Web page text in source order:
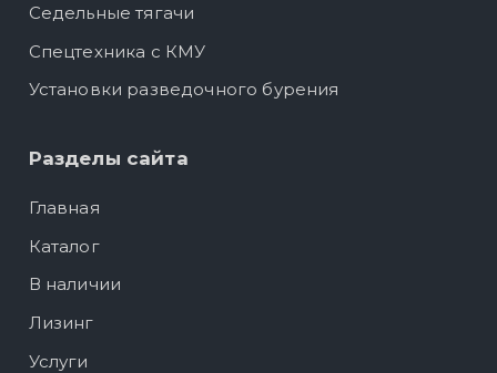
Седельные тягачи
Спецтехника с КМУ
Установки разведочного бурения
Разделы сайта
Главная
Каталог
В наличии
Лизинг
Услуги